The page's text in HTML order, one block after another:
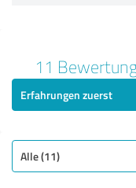
5,00 von 5
Qualität
Nutzen
11
Erfahrungen zuerst
Alle (11)